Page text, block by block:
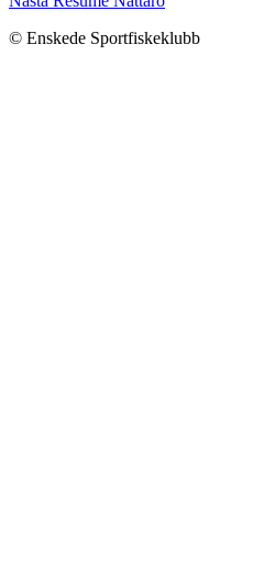
© Enskede Sportfiskeklubb